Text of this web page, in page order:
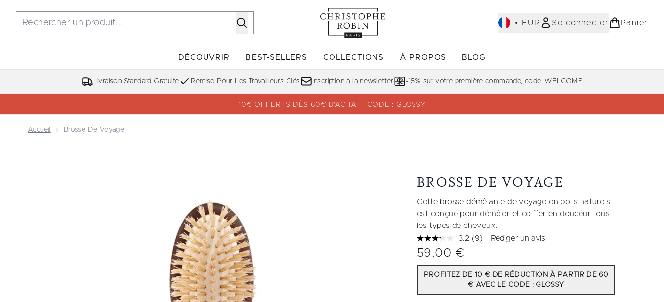
• EUR Se connecter Panier
DÉCOUVRIR
Accédez au sous-menu (DÉCOUVRIR)
BEST-SELLERS
Accédez au sous-menu (BEST-SELLERS)
COLLECTIONS
Accédez au sous-menu (COLLECTIONS)
À PROPOS BLOG
Livraison Standard Gratuite Remise Pour Les Travailleurs Clés Inscription à la newsletter -15% sur votre première commande, code: WELCOME
10€ OFFERTS DÈS 60€ D’ACHAT | CODE : GLOSSY
Accueil Brosse De Voyage
BROSSE DE VOYAGE
Cette brosse démêlante de voyage en poils naturels
est conçue pour démêler et coiffer en douceur tous
les types de cheveux.
3.2 Lire
Lien
sur
la
même
page.
(9) Rédiger un avis
59,00 €
PROFITEZ DE 10 € DE RÉDUCTION À PARTIR DE 60
€ AVEC LE CODE : GLOSSY